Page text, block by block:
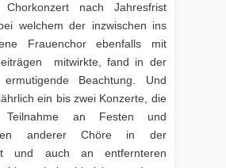
nach Jahresfrist
welchem der inzwischen ins
Frauenchor ebenfalls mit
mitwirkte, fand in der
ermutigende Beachtung. Und
ein bis zwei Konzerte, die
Teilnahme an Festen und
anderer Chöre in der
und auch an entfernteren